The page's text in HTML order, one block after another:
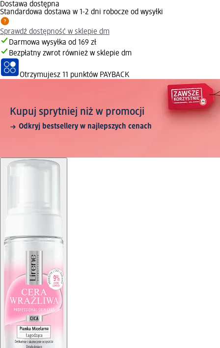
Dostawa dostępna
Standardowa dostawa w 1-2 dni robocze od wysyłki
Sprawdź dostępność w sklepie dm
Darmowa wysyłka od 169 zł
Bezpłatny zwrot również w sklepie dm
Otrzymujesz 11 punktów PAYBACK
Kupuj sprytniej niż w promocji
Odkryj bestsellery w najlepszych cenach